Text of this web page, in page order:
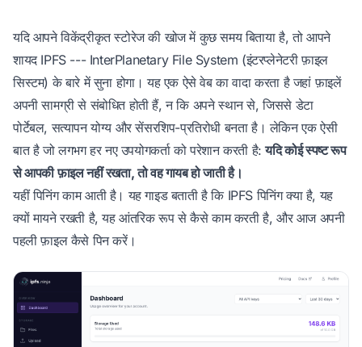
यदि आपने विकेंद्रीकृत स्टोरेज की खोज में कुछ समय बिताया है, तो आपने
शायद IPFS --- InterPlanetary File System (इंटरप्लेनेटरी फ़ाइल
सिस्टम) के बारे में सुना होगा। यह एक ऐसे वेब का वादा करता है जहां फ़ाइलें
अपनी सामग्री से संबोधित होती हैं, न कि अपने स्थान से, जिससे डेटा
पोर्टेबल, सत्यापन योग्य और सेंसरशिप-प्रतिरोधी बनता है। लेकिन एक ऐसी
बात है जो लगभग हर नए उपयोगकर्ता को परेशान करती है:यदि कोई स्पष्ट रूप
से आपकी फ़ाइल नहीं रखता, तो वह गायब हो जाती है।
यहीं पिनिंग काम आती है। यह गाइड बताती है कि IPFS पिनिंग क्या है, यह
क्यों मायने रखती है, यह आंतरिक रूप से कैसे काम करती है, और आज अपनी
पहली फ़ाइल कैसे पिन करें।